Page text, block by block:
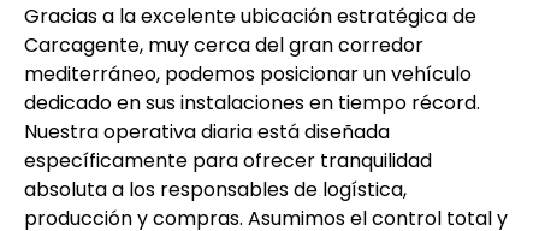
Gracias a la excelente ubicación estratégica de
Carcagente, muy cerca del gran corredor
mediterráneo, podemos posicionar un vehículo
dedicado en sus instalaciones en tiempo récord.
Nuestra operativa diaria está diseñada
específicamente para ofrecer tranquilidad
absoluta a los responsables de logística,
producción y compras. Asumimos el control total y